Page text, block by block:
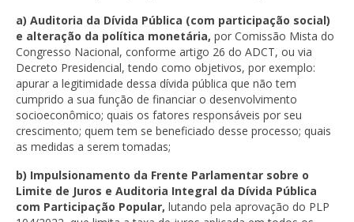
a) Auditoria da Dívida Pública (com participação social)
e alteração da política monetária, por Comissão Mista do
Congresso Nacional, conforme artigo 26 do ADCT, ou via
Decreto Presidencial, tendo como objetivos, por exemplo:
apurar a legitimidade dessa dívida pública que não tem
cumprido a sua função de financiar o desenvolvimento
socioeconômico; quais os fatores responsáveis por seu
crescimento; quem tem se beneficiado desse processo; quais
as medidas a serem tomadas;
b) Impulsionamento da Frente Parlamentar sobre o
Limite de Juros e Auditoria Integral da Dívida Pública
com Participação Popular, lutando pela aprovação do PLP